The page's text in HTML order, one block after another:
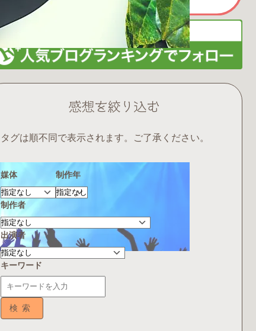
感想を絞り込む
タグは順不同で表示されます。ご了承ください。
媒体 制作年
制作者
出演者
キーワード
検索